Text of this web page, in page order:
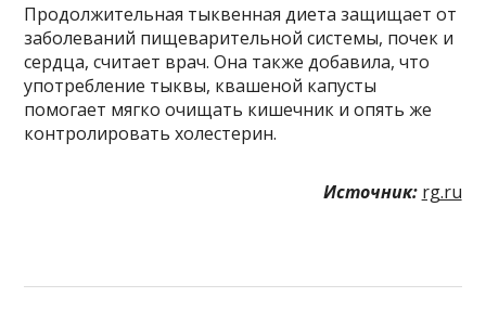
Продолжительная тыквенная диета защищает от
заболеваний пищеварительной системы, почек и
сердца, считает врач. Она также добавила, что
употребление тыквы, квашеной капусты
помогает мягко очищать кишечник и опять же
контролировать холестерин.
Источник: rg.ru